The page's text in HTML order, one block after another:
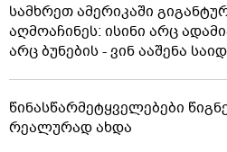
სამხრეთ ამერიკაში
აღმოაჩინეს: ისინი არც
არც ბუნების - ვინ ააშენა
წინასწარმეტყველებები
რეალურად ახდა